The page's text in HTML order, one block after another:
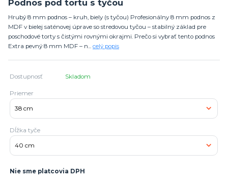
Podnos pod tortu s tyčou
Hrubý 8 mm podnos – kruh, biely (s tyčou) Profesionálny 8 mm podnos z
MDF v bielej saténovej úprave so stredovou tyčou – stabilný základ pre
poschodové torty s čistými rovnými okrajmi. Prečo si vybrať tento podnos
Extra pevný 8 mm MDF – n... celý popis
Dostupnosť Skladom
Priemer
Dĺžka tyče
Nie sme platcovia DPH